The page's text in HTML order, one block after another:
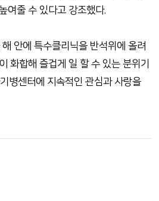
여줄 수 있다고 강조했다.
안에 특수클리닉을 반석위에 올려
화합해 즐겁게 일 할 수 있는 분위기
병센터에 지속적인 관심과 사랑을